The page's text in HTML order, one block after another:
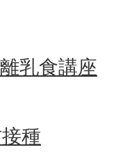
乳食講座
種